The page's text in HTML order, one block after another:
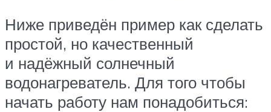
Ниже приведён пример как сделать
простой, но качественный
и надёжный солнечный
водонагреватель. Для того чтобы
начать работу нам понадобиться: